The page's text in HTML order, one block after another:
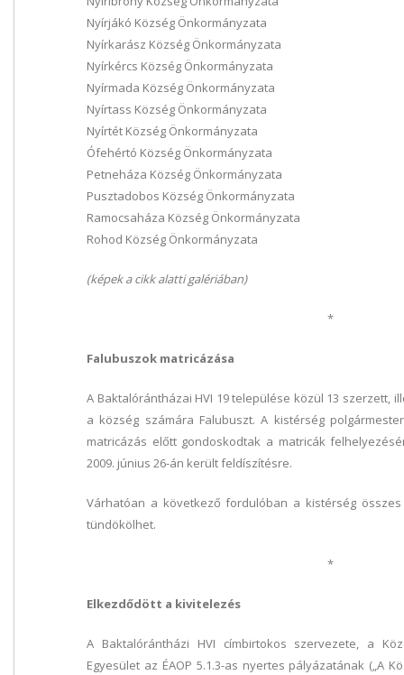
Nyírjákó Község Önkormányzata
Nyírkarász Község Önkormányzata
Nyírkércs Község Önkormányzata
Nyírmada Község Önkormányzata
Nyírtass Község Önkormányzata
Nyírtét Község Önkormányzata
Ófehértó Község Önkormányzata
Petneháza Község Önkormányzata
Pusztadobos Község Önkormányzata
Ramocsaháza Község Önkormányzata
Rohod Község Önkormányzata
(képek a cikk alatti galériában)
*
Falubuszok matricázása
A Baktalórántházai HVI 19 települése közül 13 szerzett,
a község számára Falubuszt. A kistérség
matricázás előtt gondoskodtak a matricák
2009. június 26-án került feldíszítésre.
Várhatóan a következő fordulóban a kistérség
tündökölhet.
*
Elkezdődött a kivitelezés
A Baktalórántházi HVI címbirtokos szervezete, a
Egyesület az ÉAOP 5.1.3-as nyertes pályázatának („A